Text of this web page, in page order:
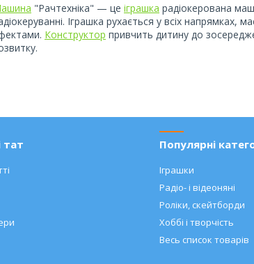
"Рачтехніка" — це іграшка радіокерована
Іграшка рухається у всіх напрямках,
Конструктор привчить дитину до
тат Популярні
Іграшки
Радіо- і відеоняні
Роліки, скейтборди
Хоббі і творчість
Весь список товарів